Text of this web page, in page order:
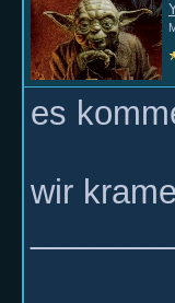
es
wir